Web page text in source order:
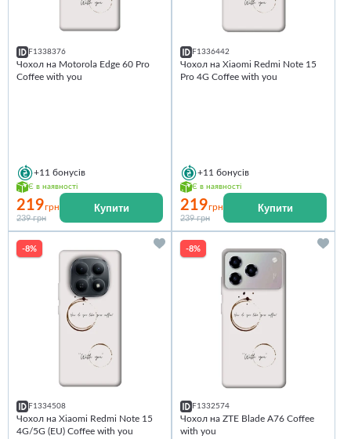
F1338376
Чохол на Motorola Edge 60 Pro
Coffee with you
+11 бонусів
Є в наявності
219грн
239 грн
Купити
F1336442
Чохол на Xiaomi Redmi Note 15
Pro 4G Coffee with you
+11 бонусів
Є в наявності
219грн
239 грн
Купити
-8%
F1334508
Чохол на Xiaomi Redmi Note 15
4G/5G (EU) Coffee with you
-8%
F1332574
Чохол на ZTE Blade A76 Coffee
with you